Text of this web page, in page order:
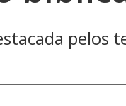
pelos